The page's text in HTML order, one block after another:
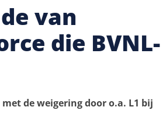
van
die BVNL-
de weigering door o.a. L1 bij